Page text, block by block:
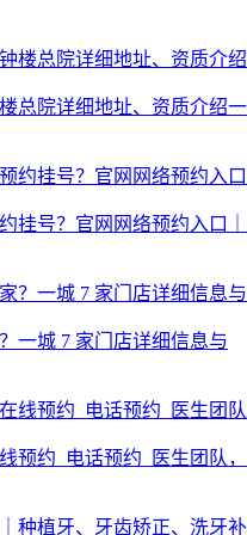
总院详细地址、资质介绍
挂号？官网网络预约入口
一城 7 家门店详细信息与
预约_电话预约_医生团队，